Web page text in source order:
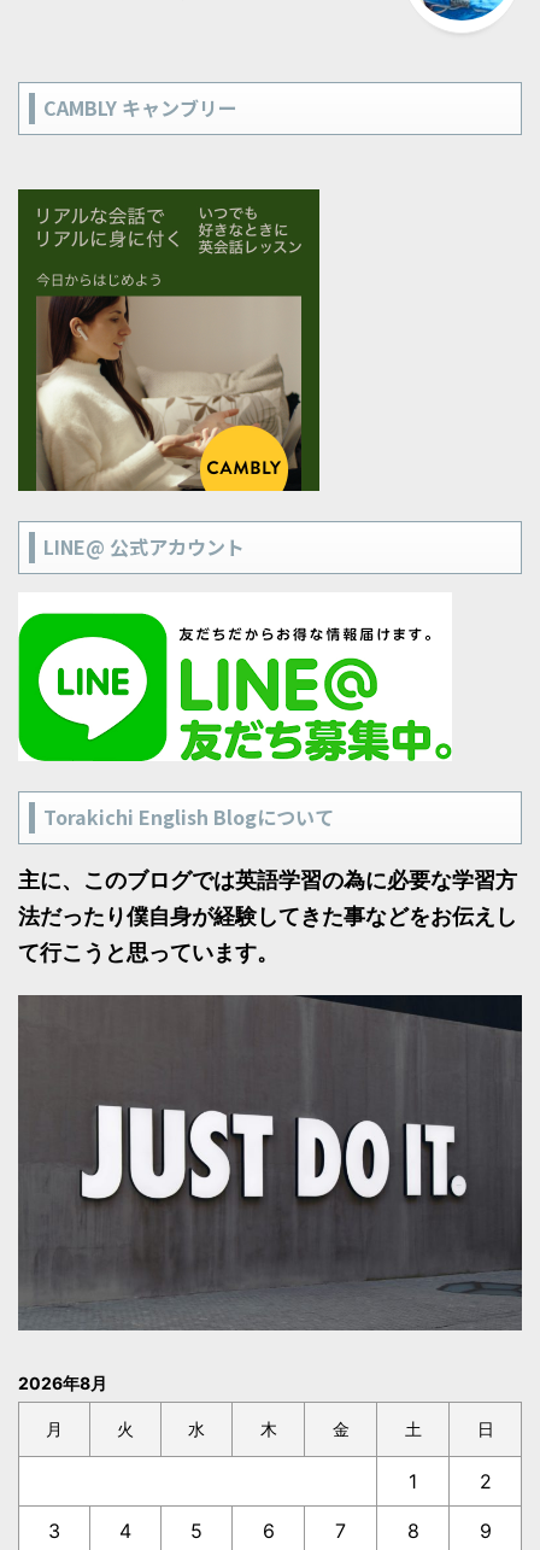
CAMBLY キャンブリー
LINE@ 公式アカウント
Torakichi English Blogについて
主に、このブログでは英語学習の為に必要な学習方
法だったり僕自身が経験してきた事などをお伝えし
て行こうと思っています。
2026年8月
月 火 水 木 金 土 日
1 2
3 4 5 6 7 8 9